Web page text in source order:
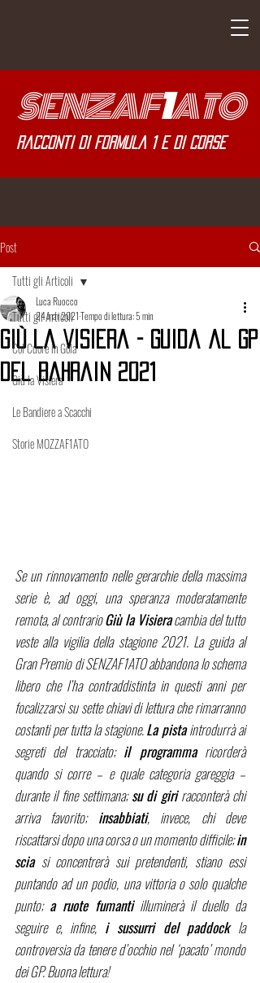
SENZAF1ATO
Racconti di Formula 1 e di corse
Post
Tutti gli Articoli
Col Cuore in Gola
Giù la Visiera
Le Bandiere a Scacchi
Storie MOZZAF1ATO
Tutti gli Articoli
Giù la Visiera - Guida al GP
del Bahrain 2021
Luca Ruocco
24 mar 2021Tempo di lettura: 5 min
Se un rinnovamento nelle gerarchie della massima
serie è, ad oggi, una speranza moderatamente
remota, al contrario Giù la Visiera cambia del tutto
veste alla vigilia della stagione 2021. La guida al
Gran Premio di SENZAF1ATO abbandona lo schema
libero che l’ha contraddistinta in questi anni per
focalizzarsi su sette chiavi di lettura che rimarranno
costanti per tutta la stagione. La pista introdurrà ai
segreti del tracciato; il programma ricorderà
quando si corre – e quale categoria gareggia –
durante il fine settimana; su di giri racconterà chi
arriva favorito; insabbiati, invece, chi deve
riscattarsi dopo una corsa o un momento difficile; in
scia si concentrerà sui pretendenti, stiano essi
puntando ad un podio, una vittoria o solo qualche
punto; a ruote fumanti illuminerà il duello da
seguire e, infine, i sussurri del paddock la
controversia da tenere d’occhio nel ‘pacato’ mondo
dei GP. Buona lettura!